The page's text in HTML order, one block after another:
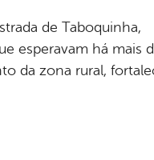
de Taboquinha,
esperavam há mais
da zona rural,